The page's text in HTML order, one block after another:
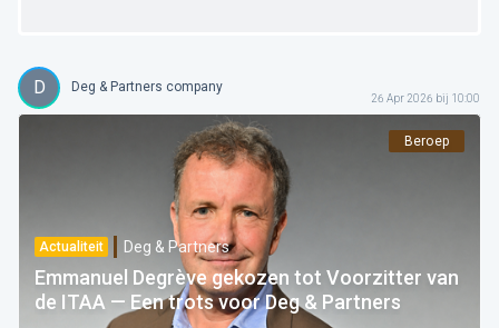
D Deg & Partners company
26 Apr 2026 bij 10:00
Beroep
Actualiteit Deg & Partners
Emmanuel Degrève gekozen tot Voorzitter van
de ITAA — Een trots voor Deg & Partners